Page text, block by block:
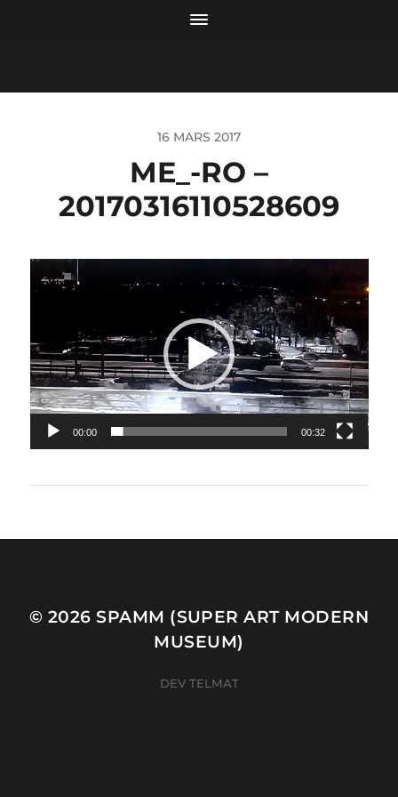
16 MARS 2017
ME_-RO –
20170316110528609
Lecteur
vidéo
00:00 00:32
© 2026SPAMM (SUPER ART MODERN
MUSEUM)
DEV TELMAT